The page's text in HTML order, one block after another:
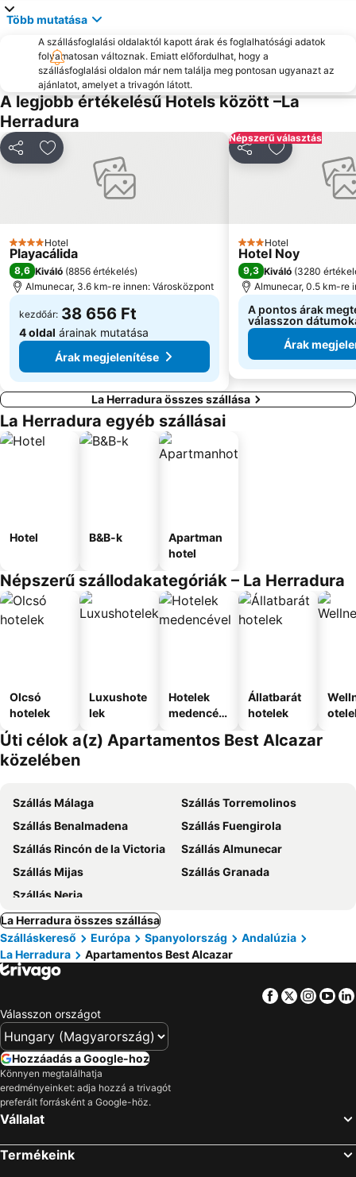
Több mutatása
A szállásfoglalási oldalaktól kapott árak és foglalhatósági adatok
folyamatosan változnak. Emiatt előfordulhat, hogy a
szállásfoglalási oldalon már nem találja meg pontosan ugyanazt az
ajánlatot, amelyet a trivagón látott.
A legjobb értékelésű Hotels között –La
Herradura
MegosztásHozzáadás a kedvencekhez
4 Kategória
Hotel
Playacálida
8,6 Kiváló (8856 értékelés)
Almunecar, 3.6 km-re innen: Városközpont
kezdőár: 38 656 Ft
4 oldal árainak mutatása
Árak megjelenítése
Népszerű választás
MegosztásHozzáadás
3 Kategória
Hotel
Hotel Noy
9,3 Kiváló (3280
Almunecar, 0.5 km-re
A pontos árak
válasszon
Árak
La Herradura összes szállása
La Herradura egyéb szállásai
Hotel B&B-k
Apartman
hotel
Népszerű szállodakategóriák – La Herradura
Olcsó
hotelek
Luxushote
lek
Hotelek
medencév
Állatbarát
hotelek
Úti célok a(z) Apartamentos Best Alcazar
közelében
Szállás Málaga
Szállás Torremolinos
Szállás Benalmadena
Szállás Fuengirola
Szállás Rincón de la Victoria
Szállás Almunecar
Szállás Mijas
Szállás Granada
Szállás Nerja
La Herradura összes szállása
Szálláskereső
Európa Spanyolország
Andalúzia
La Herradura
Apartamentos Best Alcazar
Facebook
Twitter
Válasszon országot
Hozzáadás a Google-hoz
Könnyen megtalálhatja
eredményeinket: adja hozzá a trivagót
preferált forrásként a Google-höz.
Vállalat
Termékeink